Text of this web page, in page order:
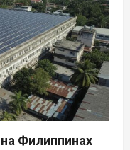
Филиппинах